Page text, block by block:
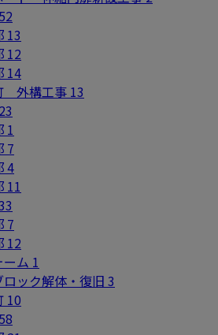
52
13
12
14
外構工事 13
23
1
7
4
11
7
12
ーム 1
ロック解体・復旧 3
10
58